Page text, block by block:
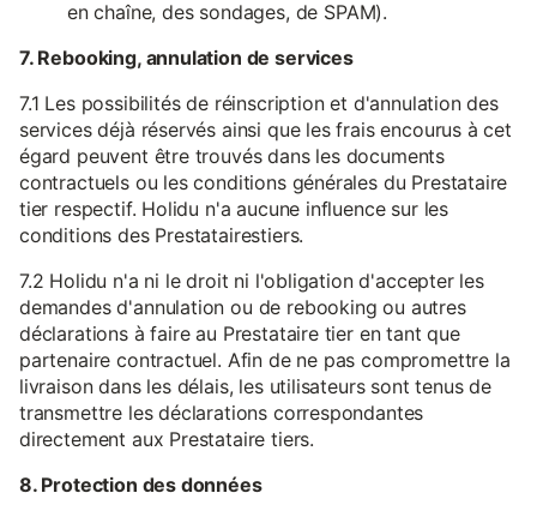
en chaîne, des sondages, de SPAM).
7. Rebooking, annulation de services
7.1 Les possibilités de réinscription et d'annulation des
services déjà réservés ainsi que les frais encourus à cet
égard peuvent être trouvés dans les documents
contractuels ou les conditions générales du Prestataire
tier respectif. Holidu n'a aucune influence sur les
conditions des Prestatairestiers.
7.2 Holidu n'a ni le droit ni l'obligation d'accepter les
demandes d'annulation ou de rebooking ou autres
déclarations à faire au Prestataire tier en tant que
partenaire contractuel. Afin de ne pas compromettre la
livraison dans les délais, les utilisateurs sont tenus de
transmettre les déclarations correspondantes
directement aux Prestataire tiers.
8. Protection des données